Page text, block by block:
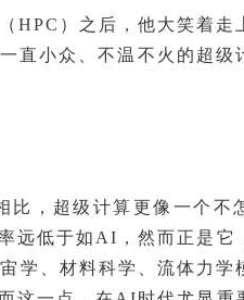
HPC）之后，他大笑着走
直小众、不温不火的超级
，超级计算更像一个不
远低于如AI，然而正是它
学、材料科学、流体力学